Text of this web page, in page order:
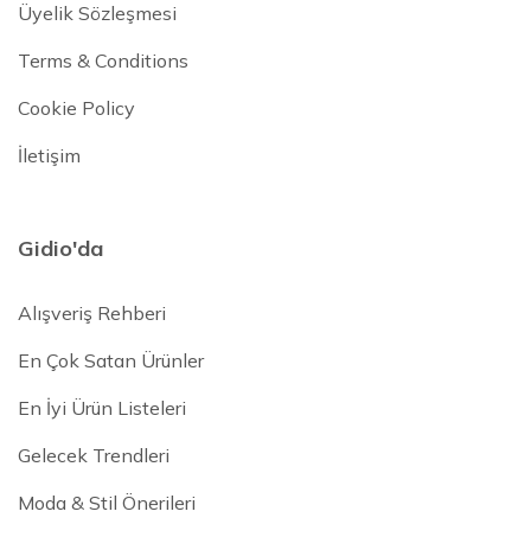
Üyelik Sözleşmesi
Terms & Conditions
Cookie Policy
İletişim
Gidio'da
Alışveriş Rehberi
En Çok Satan Ürünler
En İyi Ürün Listeleri
Gelecek Trendleri
Moda & Stil Önerileri